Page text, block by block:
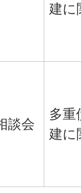
建に
談会
多重
建に